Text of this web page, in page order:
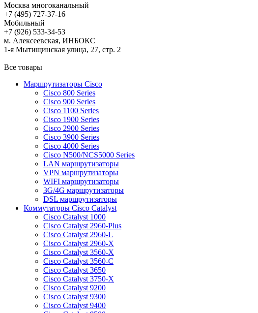
Москва многоканальный
+7 (495) 727-37-16
Мобильный
+7 (926) 533-34-53
м. Алексеевская, ИНБОКС
1-я Мытищинская улица, 27, стр. 2
Все товары
Маршрутизаторы Cisco
Cisco 800 Series
Cisco 900 Series
Cisco 1100 Series
Cisco 1900 Series
Cisco 2900 Series
Cisco 3900 Series
Cisco 4000 Series
Cisco N500/NCS5000 Series
LAN маршрутизаторы
VPN маршрутизаторы
WIFI маршрутизаторы
3G/4G маршрутизаторы
DSL маршрутизаторы
Коммутаторы Cisco Catalyst
Cisco Catalyst 1000
Cisco Catalyst 2960-Plus
Cisco Catalyst 2960-L
Cisco Catalyst 2960-X
Cisco Catalyst 3560-X
Cisco Catalyst 3560-C
Cisco Catalyst 3650
Cisco Catalyst 3750-X
Cisco Catalyst 9200
Cisco Catalyst 9300
Cisco Catalyst 9400